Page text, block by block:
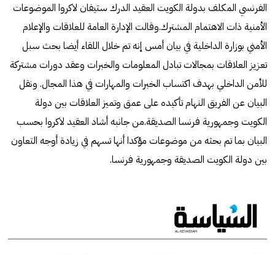
الفرنسي المكلف بدولة الكويت العقيد الدرك ستيفان لاكروا الموضوعات
الأمنية ذات الاهتمام المشترك.وقالت الإدارة العامة للعلاقات والإعلام
الأمني بوزارة الداخلية في بيان أمس إنه تم خلال اللقاء أيضا بحث سبل
تعزيز العلاقات بمجالات تبادل المعلومات والخبرات وعقد دورات مشتركة
للأمن الداخلي بهدف اكتساب الخبرات والمهارات في هذا المجال. ونقل
البيان عن الفريق النهام تأكيده على عمق وتميز العلاقات بين دولة
الكويت وجمهورية فرنسا الصديقة.من جانبه أشاد العقيد لاكروا بحسب
البيان بما تم بحثه من موضوعات مؤكدا أنها تسهم في زيادة أوجه التعاون
بين دولة الكويت الصديقة وجمهورية فرنسا.